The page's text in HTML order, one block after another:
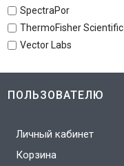
SpectraPor
ThermoFisher Scientific
Vector Labs
ПОЛЬЗОВАТЕЛЮ
Личный кабинет
Корзина